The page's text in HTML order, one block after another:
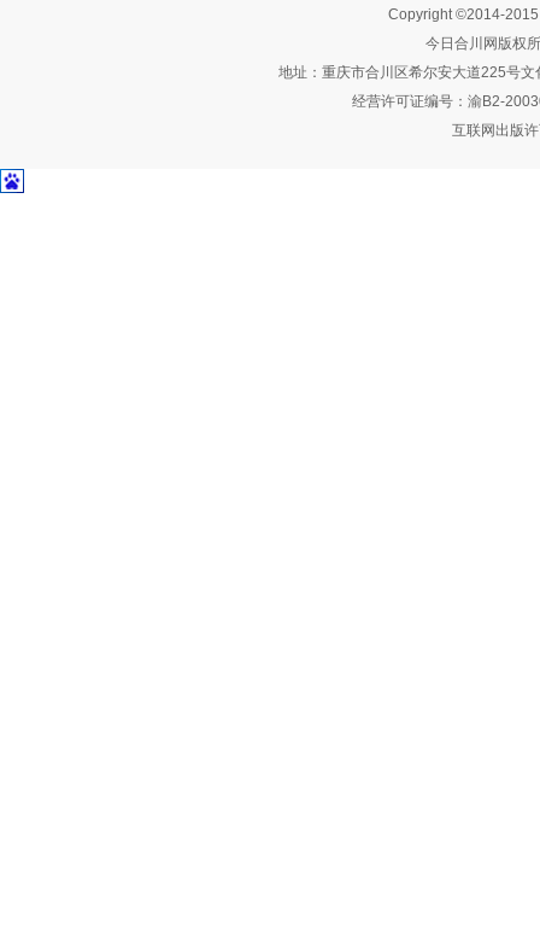
Copyright ©2014-
今日合川网版权
地址：重庆市合川区希尔安大道225号
经营许可证编号：渝B2-
互联网出版